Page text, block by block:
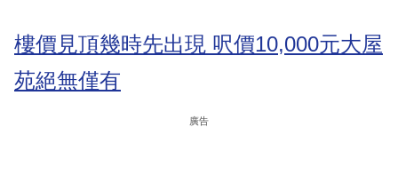
樓價見頂幾時先出現 呎價10,000元大屋
苑絕無僅有
廣告